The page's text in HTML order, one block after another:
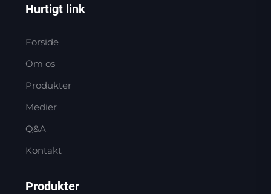
Hurtigt link
Forside
Om os
Produkter
Medier
Q&A
Kontakt
Produkter